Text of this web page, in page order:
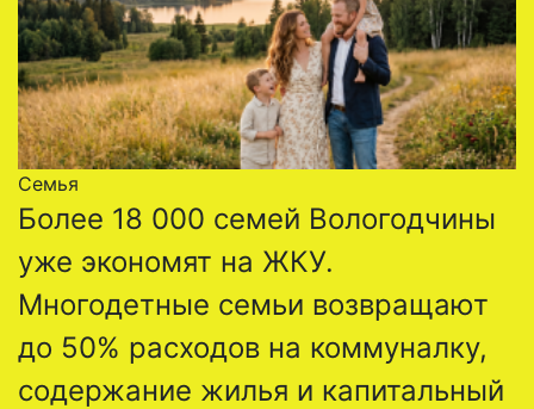
Семья
Более 18 000 семей Вологодчины
уже экономят на ЖКУ.
Многодетные семьи возвращают
до 50% расходов на коммуналку,
содержание жилья и капитальный